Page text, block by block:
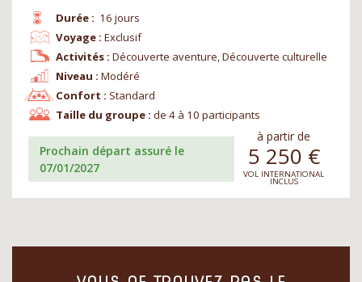
Durée : 16 jours
Niveau : Modéré
Voyage : Exclusif
Confort : Standard
Activités : Découverte aventure, Découverte culturelle
Taille du groupe : de 4 à 10 participants
Prochain départ assuré le
07/01/2027
à partir de
5 250 €
VOL INTERNATIONAL
INCLUS